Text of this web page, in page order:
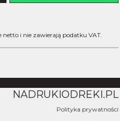
netto i nie zawierają podatku VAT.
NADRUKIODREKI.PL
Polityka prywatności